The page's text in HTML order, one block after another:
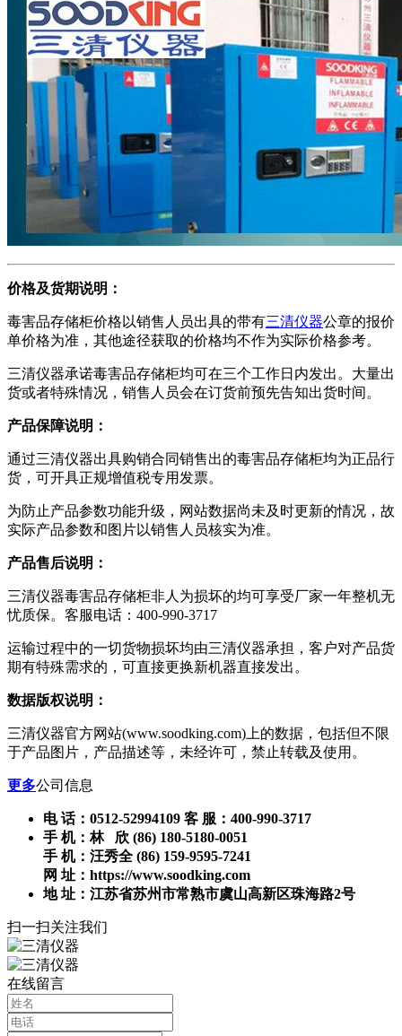
价格及货期说明：
毒害品存储柜价格以销售人员出具的带有三清仪器公章的报价
单价格为准，其他途径获取的价格均不作为实际价格参考。
三清仪器承诺毒害品存储柜均可在三个工作日内发出。大量出
货或者特殊情况，销售人员会在订货前预先告知出货时间。
产品保障说明：
通过三清仪器出具购销合同销售出的毒害品存储柜均为正品行
货，可开具正规增值税专用发票。
为防止产品参数功能升级，网站数据尚未及时更新的情况，故
实际产品参数和图片以销售人员核实为准。
产品售后说明：
三清仪器毒害品存储柜非人为损坏的均可享受厂家一年整机无
忧质保。客服电话：400-990-3717
运输过程中的一切货物损坏均由三清仪器承担，客户对产品货
期有特殊需求的，可直接更换新机器直接发出。
数据版权说明：
三清仪器官方网站(www.soodking.com)上的数据，包括但不限
于产品图片，产品描述等，未经许可，禁止转载及使用。
更多公司信息
电 话：0512-52994109 客 服：400-990-3717
手 机：林 欣 (86) 180-5180-0051
手 机：汪秀全 (86) 159-9595-7241
网 址：https://www.soodking.com
地 址：江苏省苏州市常熟市虞山高新区珠海路2号
扫一扫关注我们
在线留言